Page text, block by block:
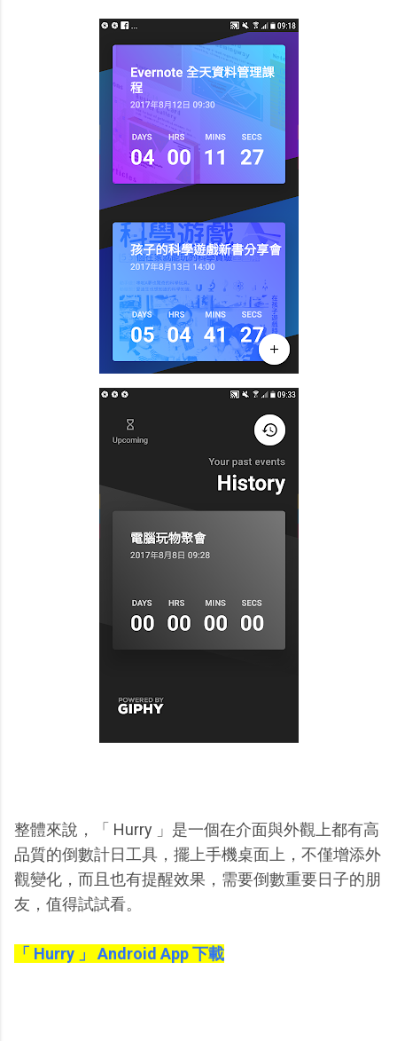
整體來說，「 Hurry 」是一個在介面與外觀上都有高
品質的倒數計日工具，擺上手機桌面上，不僅增添外
觀變化，而且也有提醒效果，需要倒數重要日子的朋
友，值得試試看。
「 Hurry 」 Android App 下載